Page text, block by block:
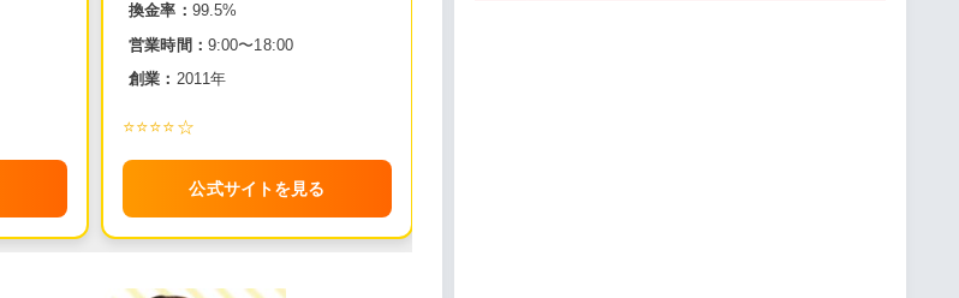
換金率： 99.5%
営業時間： 9:00〜18:00
創業： 2011年
⭐️⭐️⭐️⭐️☆
公式サイトを見る